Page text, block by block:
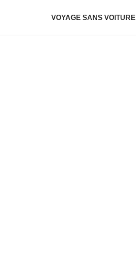
VOYAGE SANS VOITURE